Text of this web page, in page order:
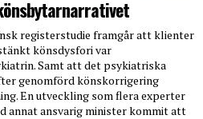
registerstudie framgår att klienter
könsdysfori var
Samt att det psykiatriska
genomförd könskorrigering
En utveckling som flera experter
annat ansvarig minister kommit att